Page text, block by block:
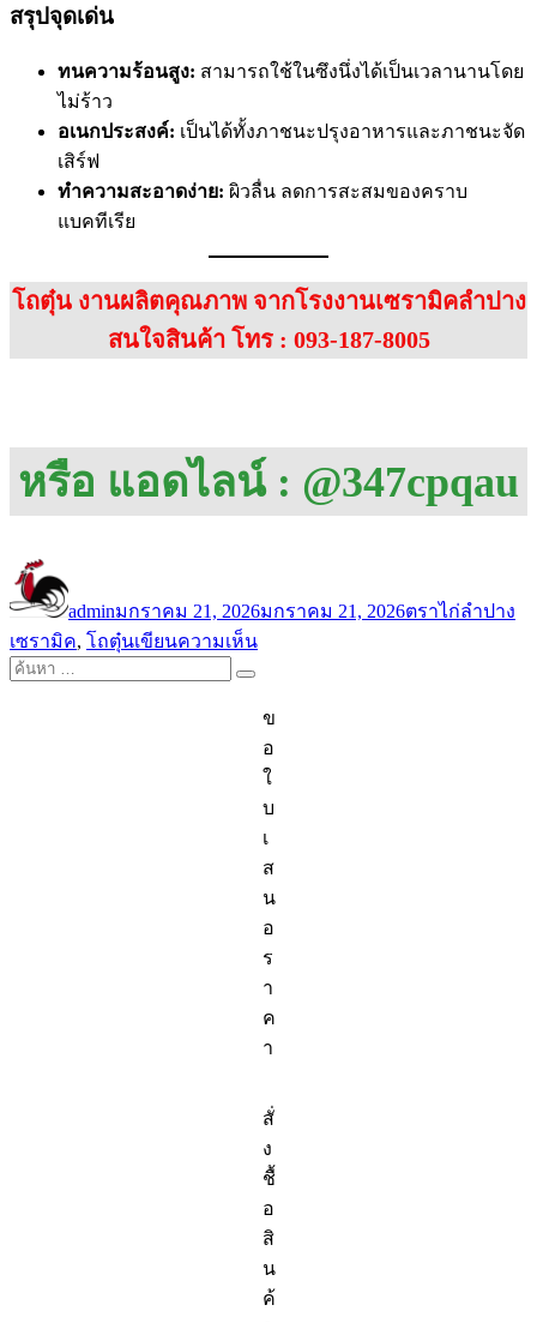
สรุปจุดเด่น
ทนความร้อนสูง: สามารถใช้ในซึงนึ่งได้เป็นเวลานานโดย
ไม่ร้าว
อเนกประสงค์: เป็นได้ทั้งภาชนะปรุงอาหารและภาชนะจัด
เสิร์ฟ
ทำความสะอาดง่าย: ผิวลื่น ลดการสะสมของคราบ
แบคทีเรีย
โถตุ๋น งานผลิตคุณภาพ จากโรงงานเซรามิคลำปาง
สนใจสินค้า โทร : 093-187-8005
หรือ แอดไลน์ : @347cpqau
เขียน
adminเมื่อ
มกราคม 21, 2026มกราคม 21, 2026หมู่
ตราไก่ลำปาง
เซรามิค, โถตุ๋นเขียนความเห็นบน
เซรามิค:
อุปกรณ์
สารพัด
ประโยชน์
จาก
ครัว
สู่
โต๊ะ
อาหาร
ค้นหา:
ข
อ
ใ
บ
เ
ส
น
อ
ร
า
ค
า
สั่
ง
ชื้
อ
สิ
น
ค้